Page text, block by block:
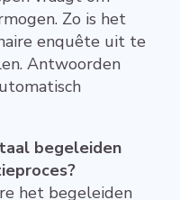
Zo is het
enquête uit te
Antwoorden
begeleiden
het begeleiden